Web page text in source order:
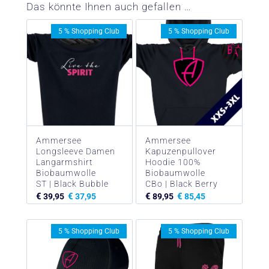
Das könnte Ihnen auch gefallen …
Ammersee
Longsleeve Damen
Langarmshirt
Biobaumwolle
ST | Black Bubble
€ 39,95 € 37,95
5 % Shopping Club
Ammersee
Kapuzenpullover
Hoodie 100%
Biobaumwolle
CBo | Black Berry
€ 89,95 € 85,45
5 % Shopping Club
5 % Shopping Club 5 % Shopping Club